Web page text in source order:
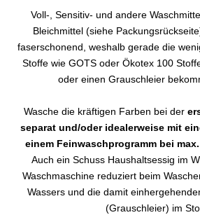
Voll-, Sensitiv- und andere
Bleichmittel (siehe
faserschonend, weshalb gerade die
Stoffe wie GOTS oder Ökotex 100
oder einen Grauschleier
Wasche die kräftigen Farben bei der
separat und/oder idealerweise mit
einem Feinwaschprogramm bei
Auch ein Schuss Haushaltsessig im
Waschmaschine reduziert beim
Wassers und die damit
(Grauschleier) im